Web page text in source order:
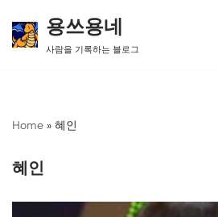
콘
너
용쓰용네
사람을 기록하는 블로그
Home » 혜인
혜인